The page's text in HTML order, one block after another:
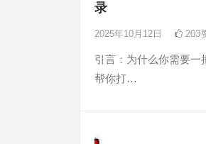
录
2025年10月12日 203
引言：为什么你需要一
帮你打…